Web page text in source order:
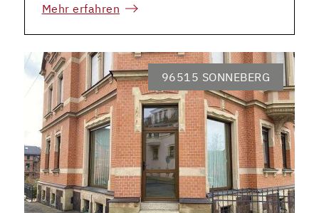
Mehr erfahren
96515 SONNEBERG